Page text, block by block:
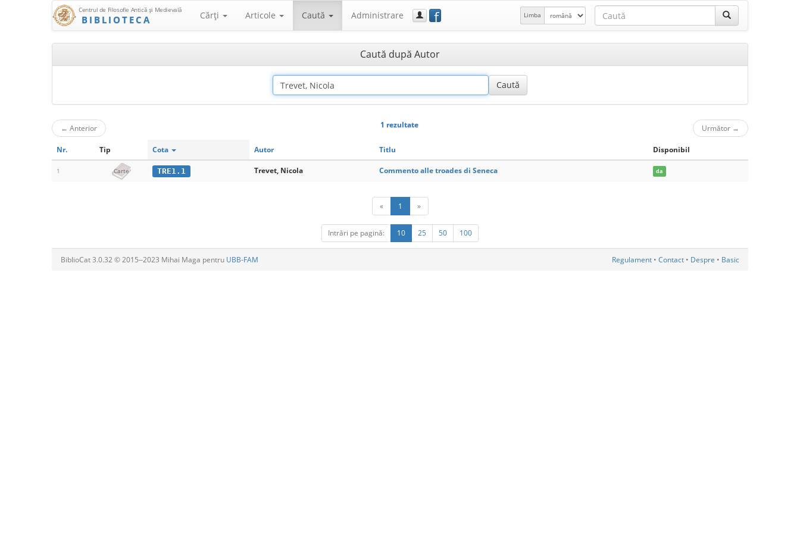
Centrul de Filosofie Antică şi Medievală
BIBLIOTECA Cărţi Articole Caută Administrare f Limba
Caută după Autor
← Anterior 1 rezultate Următor →
Nr. Tip Cota Autor Titlu Disponibil
1 Carte TRE1.1 Trevet, Nicola Commento alle troades di Seneca da
« 1 »
Intrări pe pagină: 10 25 50 100
BiblioCat 3.0.32 © 2015‒2023 Mihai Maga pentru UBB-FAM Regulament • Contact • Despre • Basic